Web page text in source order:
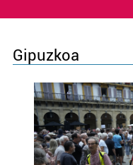
Gipuzkoa